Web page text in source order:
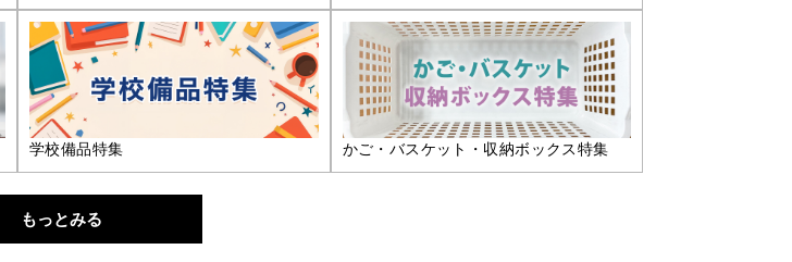
学校備品特集 かご・バスケット・収納ボックス特集
もっとみる